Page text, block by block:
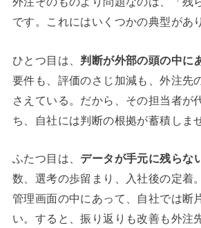
です。これにはいくつかの典型があ
ひとつ目は、 判断が外部の頭の中に
要件も、評価のさじ加減も、外注先
さえている。だから、その担当者が
ち、自社には判断の根拠が蓄積しま
ふたつ目は、 データが手元に残らな
数、選考の歩留まり、入社後の定着
管理画面の中にあって、自社では断
い。すると、振り返りも改善も外注